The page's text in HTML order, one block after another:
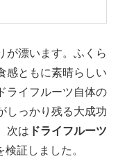
が漂います。ふくら
感ともに素晴らしい
ライフルーツ自体の
しっかり残る大成功
次は ドライフルーツ
検証しました。